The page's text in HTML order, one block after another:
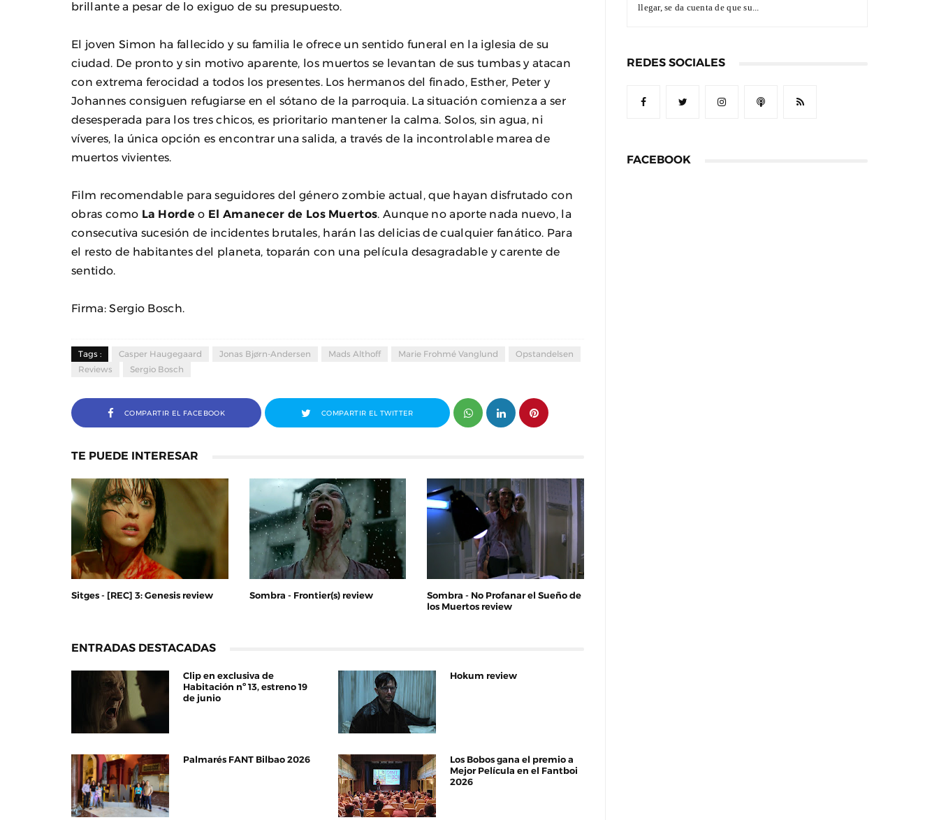
brillante a pesar de lo exiguo de su presupuesto.
El joven Simon ha fallecido y su familia le ofrece un sentido funeral en la iglesia de su
ciudad. De pronto y sin motivo aparente, los muertos se levantan de sus tumbas y atacan
con extrema ferocidad a todos los presentes. Los hermanos del finado, Esther, Peter y
Johannes consiguen refugiarse en el sótano de la parroquia. La situación comienza a ser
desesperada para los tres chicos, es prioritario mantener la calma. Solos, sin agua, ni
víveres, la única opción es encontrar una salida, a través de la incontrolable marea de
muertos vivientes.
Film recomendable para seguidores del género zombie actual, que hayan disfrutado con
obras como La Horde o El Amanecer de Los Muertos . Aunque no aporte nada nuevo, la
consecutiva sucesión de incidentes brutales, harán las delicias de cualquier fanático. Para
el resto de habitantes del planeta, toparán con una película desagradable y carente de
sentido.
Firma: Sergio Bosch.
Tags : Casper Haugegaard Jonas Bjørn-Andersen Mads Althoff Marie Frohmé Vanglund
Opstandelsen
Reviews
Sergio Bosch
COMPARTIR EL FACEBOOK COMPARTIR EL TWITTER
TE PUEDE INTERESAR
Sitges - [REC] 3: Genesis review Sombra - Frontier(s) review
Sombra - No Profanar el Sueño de
los Muertos review
ENTRADAS DESTACADAS
Clip en exclusiva de
Habitación nº 13, estreno 19
de junio
Hokum review
Palmarés FANT Bilbao 2026
Los Bobos gana el premio a
Mejor Película en el Fantboi
2026
llegar, se da cuenta de que su...
REDES SOCIALES
FACEBOOK